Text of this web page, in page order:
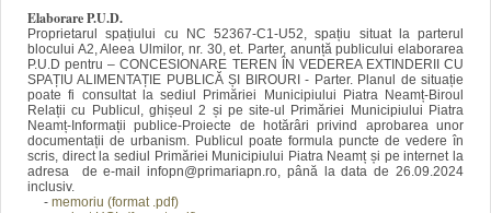
Elaborare P.U.D.
Proprietarul spațiului cu NC 52367-C1-U52, spațiu situat la parterul
blocului A2, Aleea Ulmilor, nr. 30, et. Parter, anunță publicului elaborarea
P.U.D pentru – CONCESIONARE TEREN ÎN VEDEREA EXTINDERII CU
SPAȚIU ALIMENTAȚIE PUBLICĂ ȘI BIROURI - Parter. Planul de situație
poate fi consultat la sediul Primăriei Municipiului Piatra Neamț-Biroul
Relații cu Publicul, ghișeul 2 și pe site-ul Primăriei Municipiului Piatra
Neamț-Informații publice-Proiecte de hotărâri privind aprobarea unor
documentații de urbanism. Publicul poate formula puncte de vedere în
scris, direct la sediul Primăriei Municipiului Piatra Neamț și pe internet la
adresa de e-mail infopn@primariapn.ro, până la data de 26.09.2024
inclusiv.
- memoriu (format .pdf)